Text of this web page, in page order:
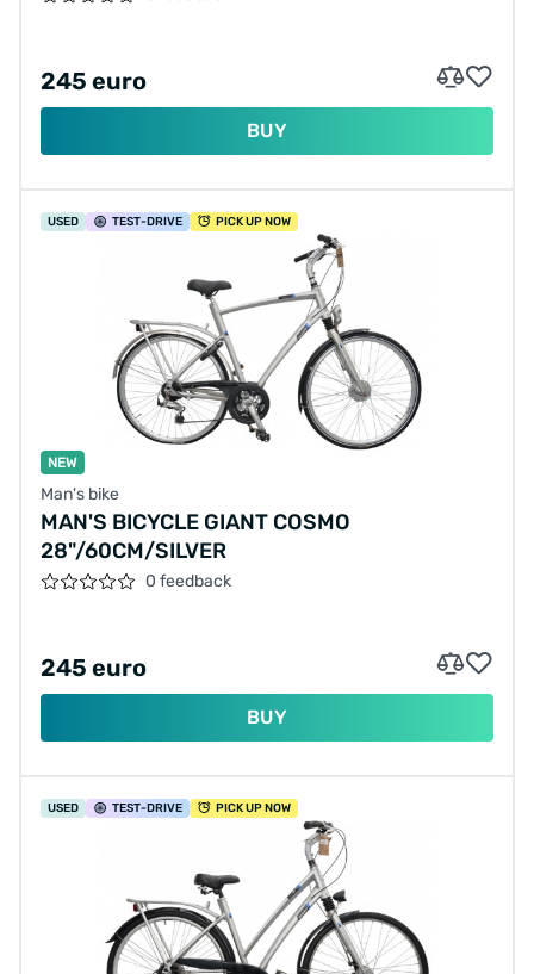
245 euro
BUY
USED TEST-DRIVE PICK UP NOW
NEW
Man's bike
MAN'S BICYCLE GIANT COSMO
28"/60CM/SILVER
0 feedback
245 euro
BUY
USED TEST-DRIVE PICK UP NOW